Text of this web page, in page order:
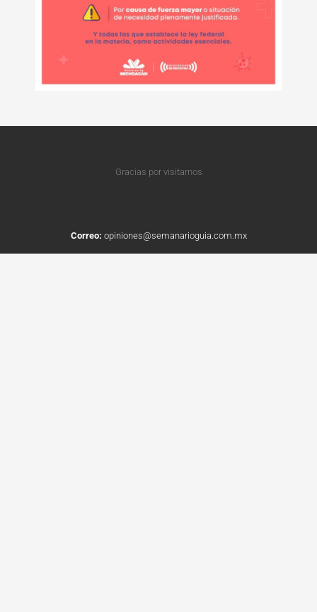
Gracias por visitarnos
Correo: opiniones@semanarioguia.com.mx